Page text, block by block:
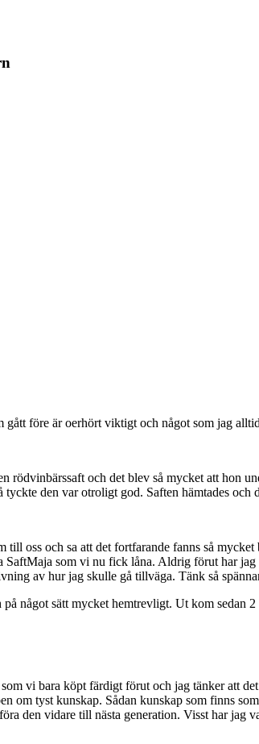
före är oerhört viktigt och något som jag
rödvinbärssaft och det blev så mycket att hon
den var otroligt god. Saften hämtades och
till oss och sa att det fortfarande fanns så
SaftMaja som vi nu fick låna. Aldrig förut har
av hur jag skulle gå tillväga. Tänk så
något sätt mycket hemtrevligt. Ut kom sedan
vi bara köpt färdigt förut och jag tänker att
om tyst kunskap. Sådan kunskap som finns
den vidare till nästa generation. Visst har